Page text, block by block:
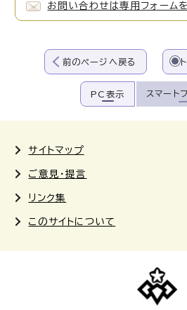
お問い合わせは専用フォーム
前のページへ戻る
PC表示 スマート
サイトマップ
ご意見・提言
リンク集
このサイトについて